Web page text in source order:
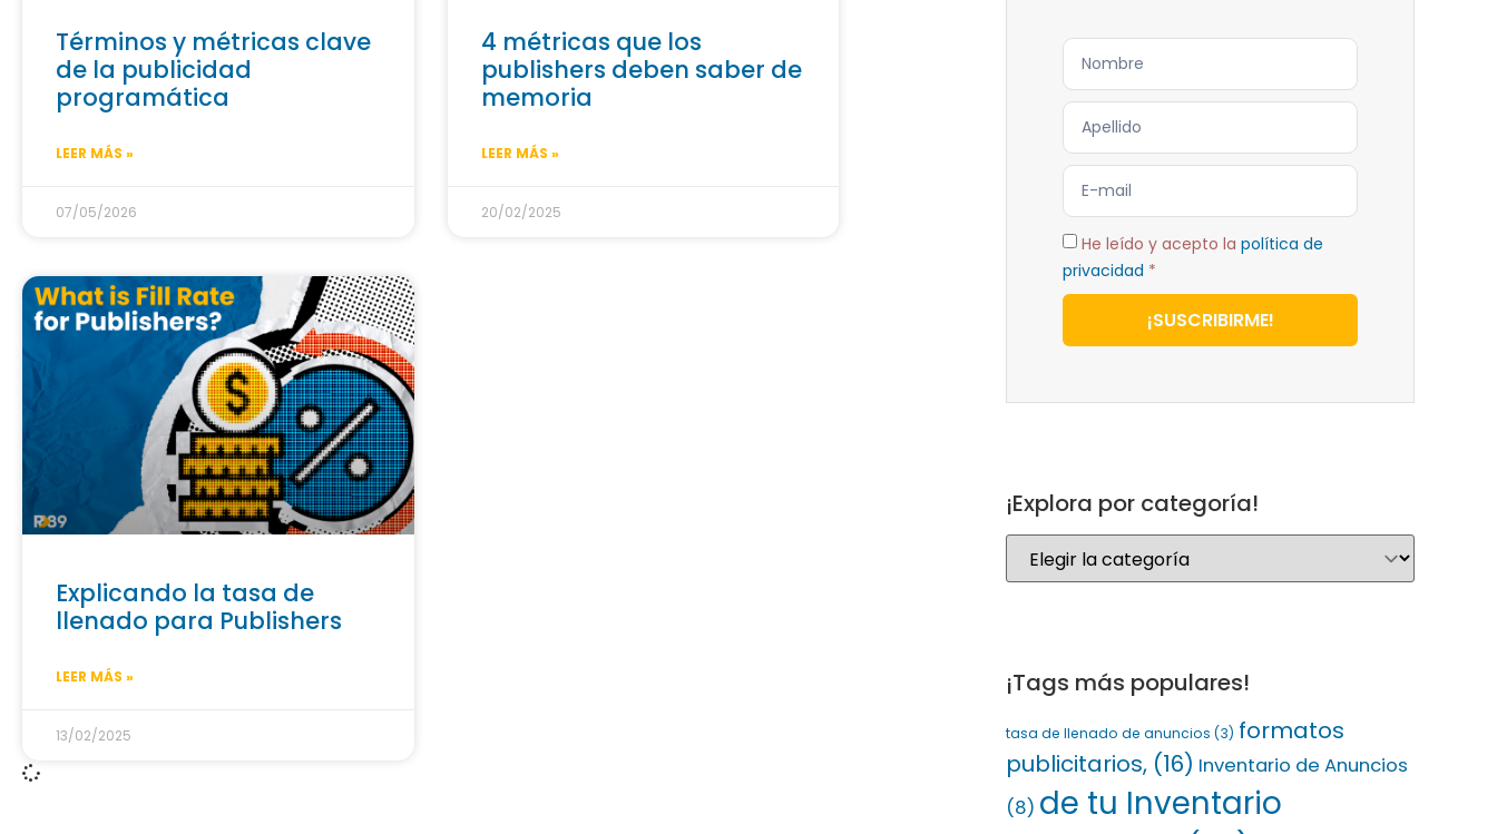
Términos y métricas clave
de la publicidad
programática
LEER MÁS »
07/05/2026
4 métricas que los
publishers deben saber de
memoria
LEER MÁS »
20/02/2025
Explicando la tasa de
llenado para Publishers
LEER MÁS »
13/02/2025
He leído y acepto la política de
privacidad *
¡SUSCRIBIRME!
¡Explora por categoría!
¡Tags más populares!
tasa de llenado de anuncios (3) formatos
publicitarios, (16) Inventario de Anuncios
(8) de tu Inventario